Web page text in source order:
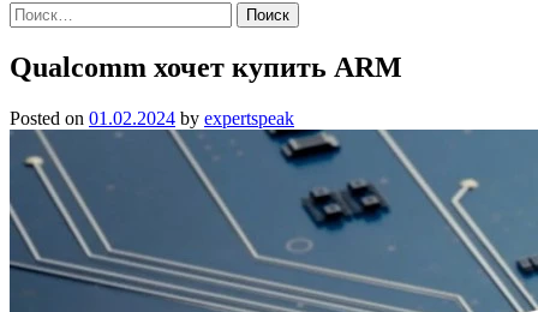
Найти:
Qualcomm хочет купить ARM
Posted on 01.02.2024 by expertspeak